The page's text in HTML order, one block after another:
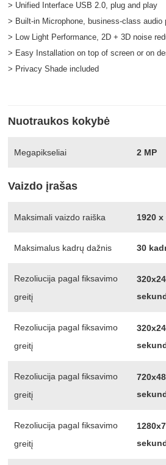
> Unified Interface USB 2.0, plug and play
> Built-in Microphone, business-class audio
> Low Light Performance, 2D + 3D noise
> Easy Installation on top of screen or on
> Privacy Shade included
Nuotraukos kokybė
Megapikseliai 2 MP
Vaizdo įrašas
Maksimali vaizdo raiška 1920
Maksimalus kadrų dažnis 30
Rezoliucija pagal fiksavimo
greitį
Rezoliucija pagal fiksavimo
greitį
Rezoliucija pagal fiksavimo
greitį
Rezoliucija pagal fiksavimo
greitį